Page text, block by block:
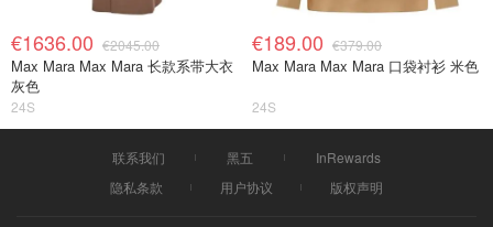
€1636.00 €2045.00
Max Mara Max Mara 长款系带大衣
灰色
24S
€189.00 €379.00
Max Mara Max Mara 口袋衬衫 米色
24S
联系我们 黑五
InRewards
隐私条款
用户协议 版权声明